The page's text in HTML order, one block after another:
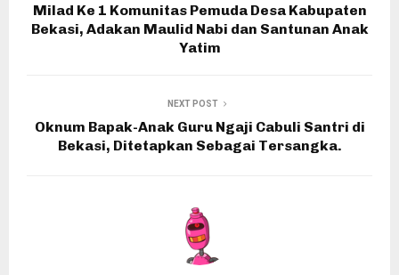
Milad Ke 1 Komunitas Pemuda Desa Kabupaten
Bekasi, Adakan Maulid Nabi dan Santunan Anak
Yatim
NEXT POST
Oknum Bapak-Anak Guru Ngaji Cabuli Santri di
Bekasi, Ditetapkan Sebagai Tersangka.